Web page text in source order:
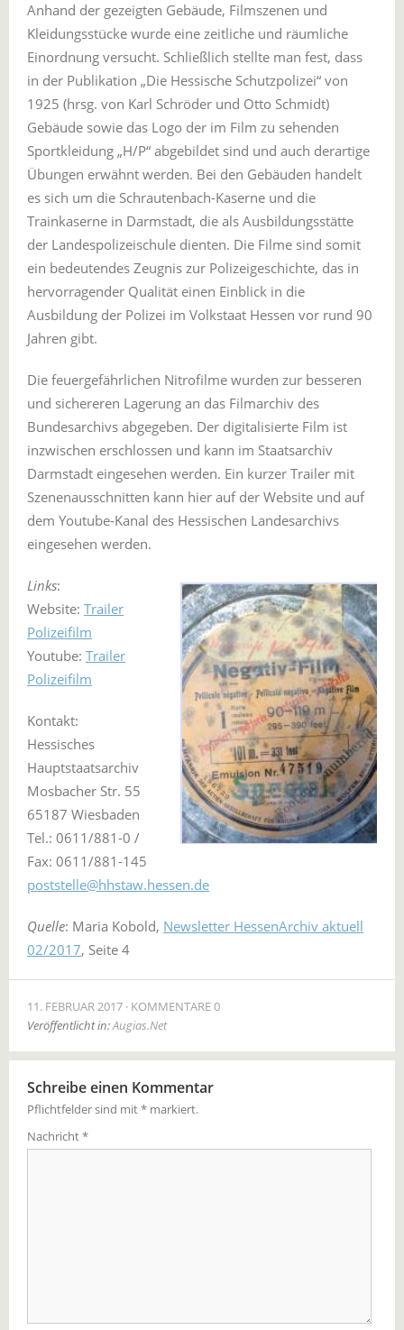
Anhand der gezeigten Gebäude, Filmszenen und
Kleidungsstücke wurde eine zeitliche und räumliche
Einordnung versucht. Schließlich stellte man fest, dass
in der Publikation „Die Hessische Schutzpolizei“ von
1925 (hrsg. von Karl Schröder und Otto Schmidt)
Gebäude sowie das Logo der im Film zu sehenden
Sportkleidung „H/P“ abgebildet sind und auch derartige
Übungen erwähnt werden. Bei den Gebäuden handelt
es sich um die Schrautenbach-Kaserne und die
Trainkaserne in Darmstadt, die als Ausbildungsstätte
der Landespolizeischule dienten. Die Filme sind somit
ein bedeutendes Zeugnis zur Polizeigeschichte, das in
hervorragender Qualität einen Einblick in die
Ausbildung der Polizei im Volkstaat Hessen vor rund 90
Jahren gibt.
Die feuergefährlichen Nitrofilme wurden zur besseren
und sichereren Lagerung an das Filmarchiv des
Bundesarchivs abgegeben. Der digitalisierte Film ist
inzwischen erschlossen und kann im Staatsarchiv
Darmstadt eingesehen werden. Ein kurzer Trailer mit
Szenenausschnitten kann hier auf der Website und auf
dem Youtube-Kanal des Hessischen Landesarchivs
eingesehen werden.
Links:
Website: Trailer
Polizeifilm
Youtube: Trailer
Polizeifilm
Kontakt:
Hessisches
Hauptstaatsarchiv
Mosbacher Str. 55
65187 Wiesbaden
Tel.: 0611/881-0 /
Fax: 0611/881-145
poststelle@hhstaw.hessen.de
Quelle: Maria Kobold, Newsletter HessenArchiv aktuell
02/2017, Seite 4
11. FEBRUAR 2017 KOMMENTARE 0
Veröffentlicht in:Augias.Net
Schreibe einen Kommentar
Pflichtfelder sind mit* markiert.
Nachricht*